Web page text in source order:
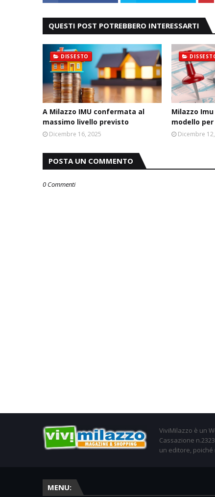
QUESTI POST POTREBBERO INTERESSARTI
DISSESTO
A Milazzo IMU confermata al
massimo livello previsto
Dicembre 16, 2025
Milazzo Imu
modello
Dicembre
POSTA UN COMMENTO
0 Commenti
ViviMilazzo è un
Cassazione
un editore,
MENU: